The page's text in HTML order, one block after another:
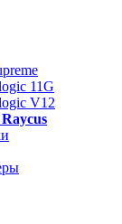
11G
V12